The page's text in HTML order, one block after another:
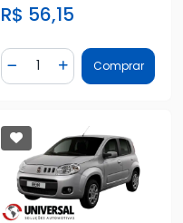
R$ 56,15
Diminuir Quantidade
Quantidade
AdicionarComprar